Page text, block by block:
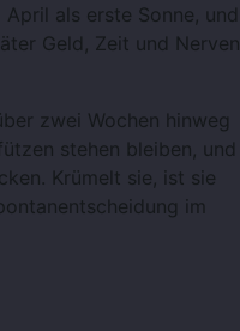
als erste Sonne, und
Geld, Zeit und Nerven,
zwei Wochen hinweg
stehen bleiben, und
Krümelt sie, ist sie
im